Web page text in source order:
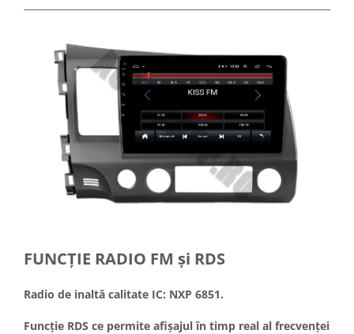
FUNCȚIE RADIO FM și RDS
Radio de inaltă calitate IC: NXP 6851.
Funcție RDS ce permite afișajul în timp real al frecvenței